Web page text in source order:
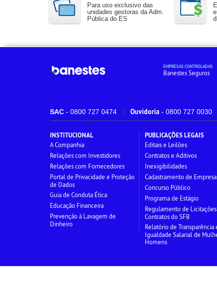
Para uso exclusivo das
unidades gestoras da Adm.
Pública do ES
EMPRESAS CONTROLADAS
Banestes Seguros
SAC- 0800 727 0474 Ouvidoria- 0800 727 0030
INSTITUCIONAL
A Companhia
Relações com Investidores
Relações com Fornecedores
Portal de Privacidade e Proteção
de Dados
Guia de Conduta Ética
Educação Financeira
Prevenção à Lavagem de
Dinheiro
PUBLICAÇÕES LEGAIS
Editais e Leilões
Contratos e Aditivos
Inexigibilidades
Cadastramento de
Concurso Público
Programa de Estágio
Regulamento de
Contratos do SFB
Relatório de Transparência
Igualdade Salarial de
Homens